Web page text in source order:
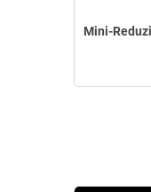
Mini-